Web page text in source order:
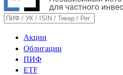
Акции
Облигации
ПИФ
ETF